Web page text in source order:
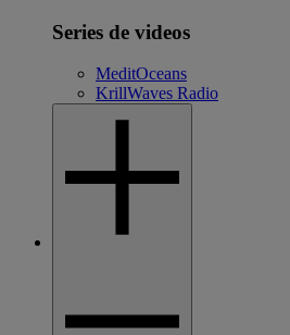
Series de videos
MeditOceans
KrillWaves Radio